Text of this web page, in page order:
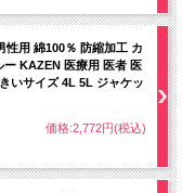
性用 綿100％ 防縮加工 カ
ー KAZEN 医療用 医者 医
いサイズ 4L 5L ジャケッ
価格:2,772円(税込)